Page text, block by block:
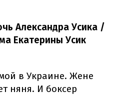
Александра Усика /
Екатерины Усик
в Украине. Жене
няня. И боксер